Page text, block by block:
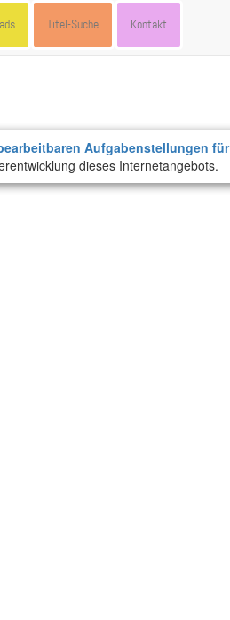
Titel-Suche Kontakt
Aufgabenstellungen für
dieses Internetangebots.